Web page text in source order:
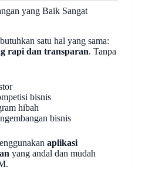
yang Baik Sangat
satu hal yang sama:
rapi dan transparan. Tanpa
bisnis
hibah
bisnis
aplikasi
yang andal dan mudah